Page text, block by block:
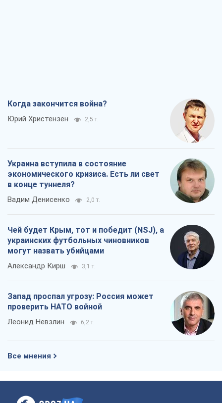
Когда закончится война?
Юрий Христензен 2,5 т.
Украина вступила в состояние
экономического кризиса. Есть ли свет
в конце туннеля?
Вадим Денисенко 2,0 т.
Чей будет Крым, тот и победит (NSJ), а
украинских футбольных чиновников
могут назвать убийцами
Александр Кирш 3,1 т.
Запад проспал угрозу: Россия может
проверить НАТО войной
Леонид Невзлин 6,2 т.
Все мнения